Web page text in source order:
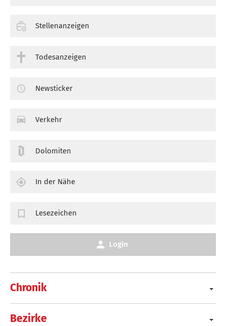
Chronik
Bezirke
Stellenanzeigen
Todesanzeigen
Newsticker
Verkehr
Dolomiten
In der Nähe
Lesezeichen
Login